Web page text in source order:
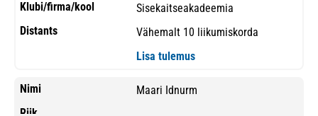
Sisekaitseakadeemia
Vähemalt 10 liikumiskorda
Lisa tulemus
Maari Idnurm